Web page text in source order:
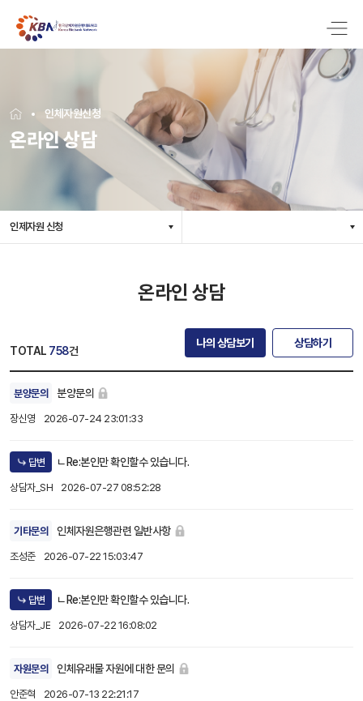
인체자원신청
온라인 상담
인제자원 신청
온라인 상담
TOTAL 758건
나의 상담보기 상담하기
분양문의 분양문의
장신영 2026-07-24 23:01:33
답변 ㄴRe:본인만 확인할수 있습니다.
상담자_SH 2026-07-27 08:52:28
기타문의 인체자원은행관련 일반사항
조성준 2026-07-22 15:03:47
답변 ㄴRe:본인만 확인할수 있습니다.
상담자_JE 2026-07-22 16:08:02
자원문의 인체유래물 자원에 대한 문의
안준혁 2026-07-13 22:21:17